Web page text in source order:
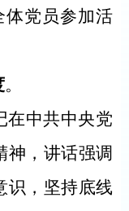
党员参加活
。
在中共中央党
神，讲话强调
识，坚持底线